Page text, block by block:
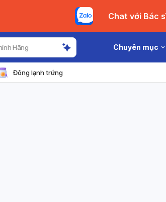
Hãng Chuyên mục
Đông lạnh trứng